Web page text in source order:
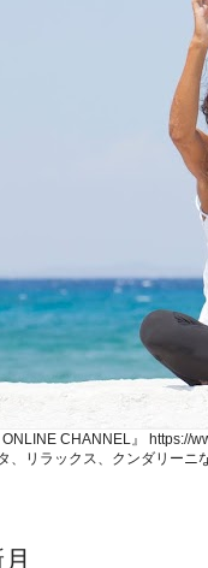
ONLINE CHANNEL』
、リラックス、クンダリー